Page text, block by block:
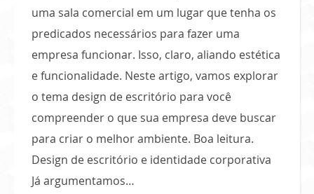
uma sala comercial em um lugar que tenha os
predicados necessários para fazer uma
empresa funcionar. Isso, claro, aliando estética
e funcionalidade. Neste artigo, vamos explorar
o tema design de escritório para você
compreender o que sua empresa deve buscar
para criar o melhor ambiente. Boa leitura.
Design de escritório e identidade corporativa
Já argumentamos…